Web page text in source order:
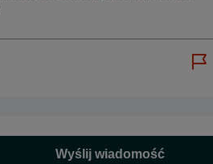
Wyślij wiadomość